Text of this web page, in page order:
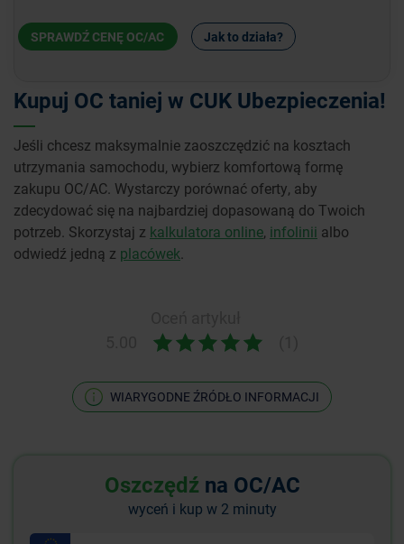
SPRAWDŹ CENĘ OC/AC Jak to działa?
Kupuj OC taniej w CUK Ubezpieczenia!
Jeśli chcesz maksymalnie zaoszczędzić na kosztach
utrzymania samochodu, wybierz komfortową formę
zakupu OC/AC. Wystarczy porównać oferty, aby
zdecydować się na najbardziej dopasowaną do Twoich
potrzeb. Skorzystaj z kalkulatora online, infolinii albo
odwiedź jedną z placówek.
WIARYGODNE ŹRÓDŁO INFORMACJI
Oszczędź na OC/AC
wyceń i kup w 2 minuty